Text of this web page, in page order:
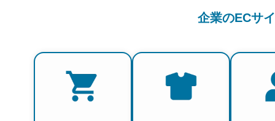
企業のECサ